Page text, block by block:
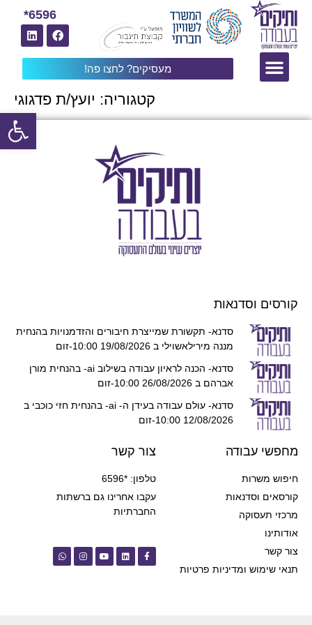
מעסיקים? לחצו פה!
6596*
קטגוריה: יועץ/ת פדגוגי
קורסים וסדנאות
סדנא- תקשורת שמייצרת חיבורים והזדמנויות בהנחית
מננה מירילאשוילי ב 19/08/2026 10:00-זום
סדנא- הכנה לראיון עבודה בשילוב ai- בהנחית מורן
אברהם ב 26/08/2026 10:00-זום
סדנא- עולם עבודה בעידן ה- ai- בהנחית חזי כוכבי ב
12/08/2026 10:00-זום
מחפשי עבודה
חיפוש משרות
קורסאים וסדנאות
מרכזי תעסוקה
אודותינו
צור קשר
תנאי שימוש ומדיניות פרטיות
צור קשר
טלפון: *6596
עקבו אחרינו גם ברשתות
החברתיות